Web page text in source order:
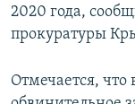
2020 года,
прокуратуры
Отмечается, что